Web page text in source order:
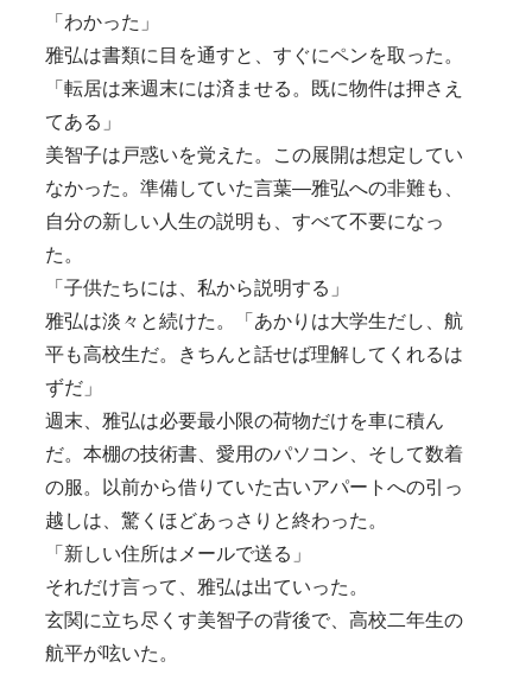
「わかった」
雅弘は書類に目を通すと、すぐにペンを取った。
「転居は来週末には済ませる。既に物件は押さえ
てある」
美智子は戸惑いを覚えた。この展開は想定してい
なかった。準備していた言葉―雅弘への非難も、
自分の新しい人生の説明も、すべて不要になっ
た。
「子供たちには、私から説明する」
雅弘は淡々と続けた。「あかりは大学生だし、航
平も高校生だ。きちんと話せば理解してくれるは
ずだ」
週末、雅弘は必要最小限の荷物だけを車に積ん
だ。本棚の技術書、愛用のパソコン、そして数着
の服。以前から借りていた古いアパートへの引っ
越しは、驚くほどあっさりと終わった。
「新しい住所はメールで送る」
それだけ言って、雅弘は出ていった。
玄関に立ち尽くす美智子の背後で、高校二年生の
航平が呟いた。